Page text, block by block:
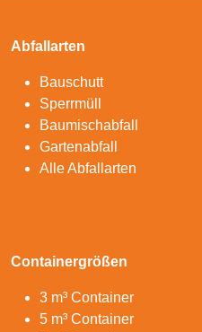
Abfallarten
Bauschutt
Sperrmüll
Baumischabfall
Gartenabfall
Alle Abfallarten
Containergrößen
3 m³ Container
5 m³ Container